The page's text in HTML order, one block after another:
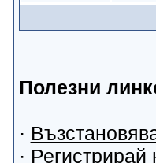
Полезни
·
· Регистрирай